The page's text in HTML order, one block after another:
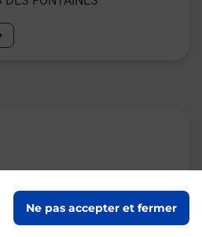
Ne pas accepter et fermer